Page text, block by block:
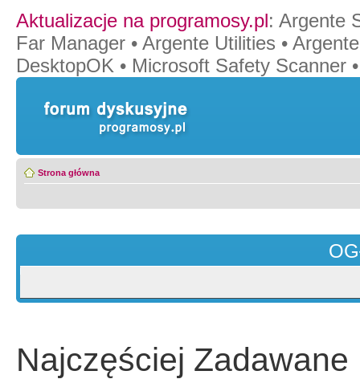
Aktualizacje na programosy.pl: Argente
Far Manager • Argente Utilities •
DesktopOK • Microsoft Safety Scanner
Strona główna
Najczęściej Zadawane